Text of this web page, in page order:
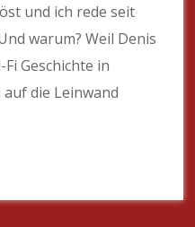
und ich rede seit
warum? Weil Denis
Geschichte in
die Leinwand